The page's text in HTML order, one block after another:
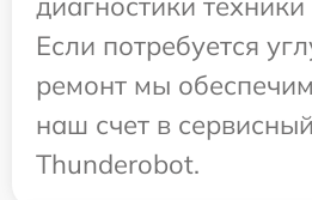
Если потребуется
ремонт мы
наш счет в
Thunderobot.